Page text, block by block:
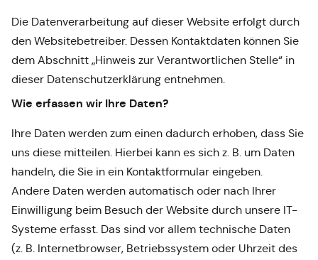
Die Datenverarbeitung auf dieser Website erfolgt durch
den Websitebetreiber. Dessen Kontaktdaten können Sie
dem Abschnitt „Hinweis zur Verantwortlichen Stelle“ in
dieser Datenschutzerklärung entnehmen.
Wie erfassen wir Ihre Daten?
Ihre Daten werden zum einen dadurch erhoben, dass Sie
uns diese mitteilen. Hierbei kann es sich z. B. um Daten
handeln, die Sie in ein Kontaktformular eingeben.
Andere Daten werden automatisch oder nach Ihrer
Einwilligung beim Besuch der Website durch unsere IT-
Systeme erfasst. Das sind vor allem technische Daten
(z. B. Internetbrowser, Betriebssystem oder Uhrzeit des